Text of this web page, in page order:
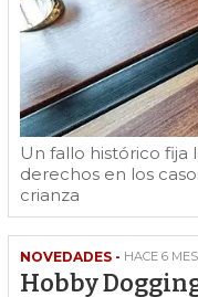
Un fallo histórico fija
derechos en los
crianza
NOVEDADES - HACE 6
Hobby